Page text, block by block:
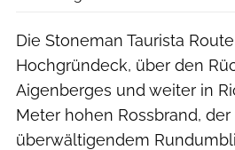
Die Stoneman Taurista
Hochgründeck, über den
Aigenberges und weiter in
Meter hohen Rossbrand,
überwältigendem